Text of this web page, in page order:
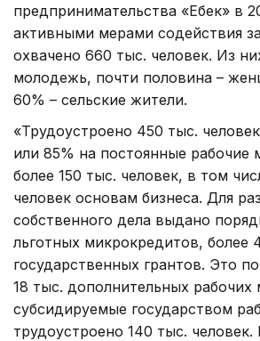
предпринимательства «Еңбек» в
активными мерами содействия
охвачено 660 тыс. человек. Из
молодежь, почти половина –
60% – сельские жители.
«Трудоустроено 450 тыс.
или 85% на постоянные рабочие
более 150 тыс. человек, в том
человек основам бизнеса. Для
собственного дела выдано
льготных микрокредитов, более
государственных грантов. Это
18 тыс. дополнительных рабочих
субсидируемые государством
трудоустроено 140 тыс.